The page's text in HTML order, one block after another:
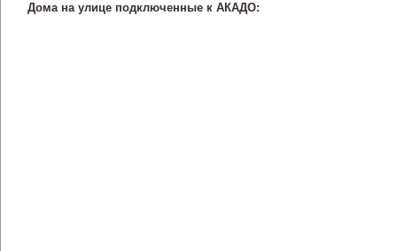
Дома на улице подключенные к АКАДО: